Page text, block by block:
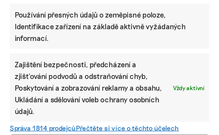
Používání přesných údajů o zeměpisné poloze,
Identifikace zařízení na základě aktivně vyžádaných
informací.
Zajištění bezpečnosti, předcházení a
zjišťování podvodů a odstraňování chyb,
Poskytování a zobrazování reklamy a obsahu,
Ukládání a sdělování voleb ochrany osobních
údajů.
Vždy aktivní
Správa 1814 prodejcůPřečtěte si více o těchto účelech
Ani trend, ani povinnost. Udržitelnost je
způsob, jak řídit firmu do budoucna a zvyšovat
ZJEDNODUŠTE SI ŽIVOT S ESG